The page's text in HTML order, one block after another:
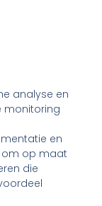
analyse en
monitoring
en
om op maat
die